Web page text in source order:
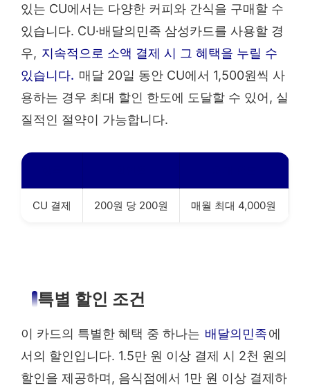
있는 CU에서는 다양한 커피와 간식을 구매할 수
있습니다. CU·배달의민족 삼성카드를 사용할 경
우, 지속적으로 소액 결제 시 그 혜택을 누릴 수
있습니다. 매달 20일 동안 CU에서 1,500원씩 사
용하는 경우 최대 할인 한도에 도달할 수 있어, 실
질적인 절약이 가능합니다.
CU 결제 200원 당 200원 매월 최대 4,000원
특별 할인 조건
이 카드의 특별한 혜택 중 하나는 배달의민족에
서의 할인입니다. 1.5만 원 이상 결제 시 2천 원의
할인을 제공하며, 음식점에서 1만 원 이상 결제하